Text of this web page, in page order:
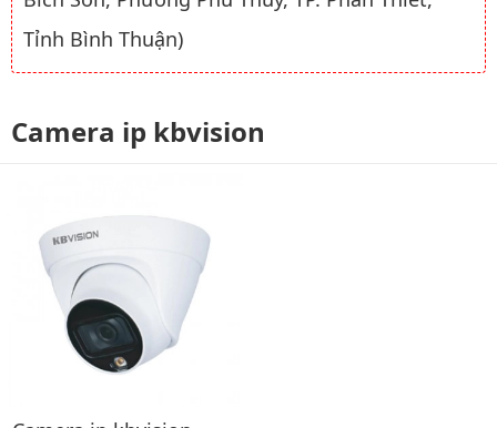
Tỉnh Bình Thuận)
Camera ip kbvision